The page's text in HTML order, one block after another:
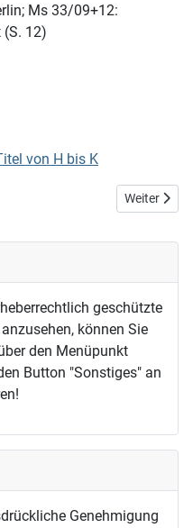
Ms 33/09+12:
12)
von H bis K
uns gehen (EG 393, auch EG
Nächster
Weiter
geschützte
können Sie
den Menüpunkt
Button "Sonstiges" an
Genehmigung